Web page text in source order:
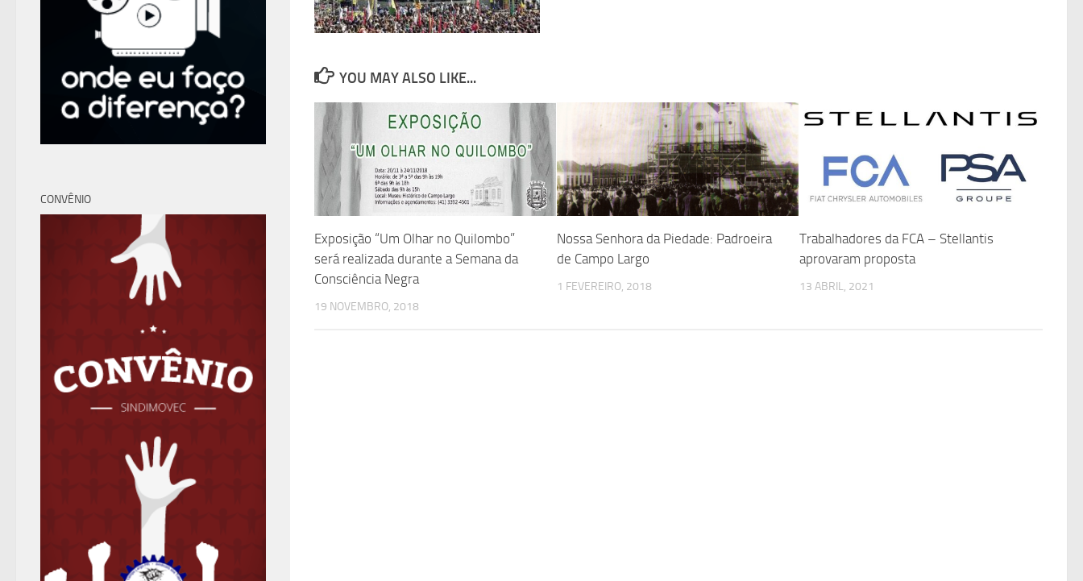
YOU MAY ALSO LIKE...
Exposição “Um Olhar no Quilombo”
será realizada durante a Semana da
Consciência Negra
19 NOVEMBRO, 2018
Nossa Senhora da Piedade: Padroeira
de Campo Largo
1 FEVEREIRO, 2018
Trabalhadores da FCA – Stellantis
aprovaram proposta
13 ABRIL, 2021
CONVÊNIO